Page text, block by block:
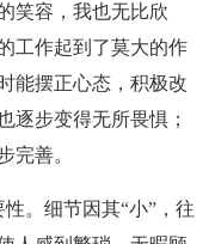
笑容，我也无比欣
工作起到了莫大的作
能摆正心态，积极改
逐步变得无所畏惧；
完善。
。细节因其“小”，往